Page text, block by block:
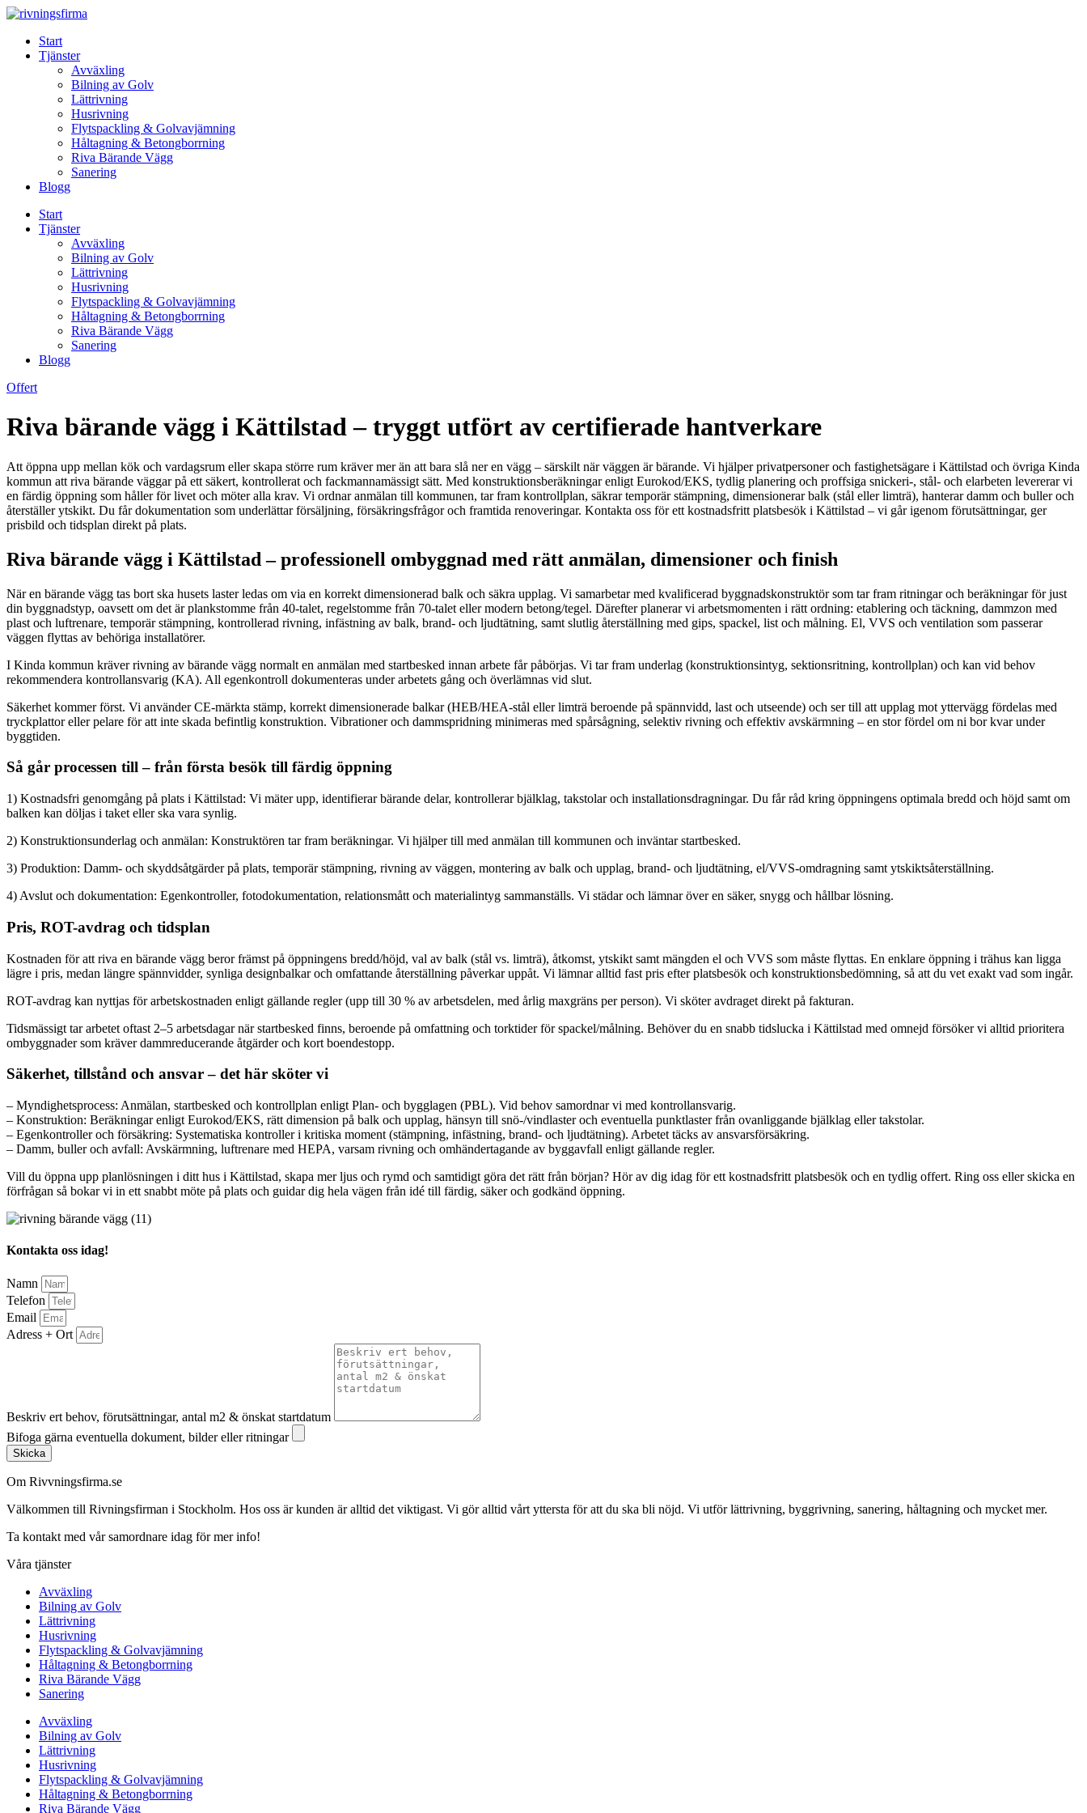
Skip
contentStart
Tjänster
Avväxling
Bilning av Golv
Lättrivning
Husrivning
Flytspackling & Golvavjämning
Håltagning & Betongborrning
Riva Bärande Vägg
Sanering
Blogg
Start
Tjänster
Avväxling
Bilning av Golv
Lättrivning
Husrivning
Flytspackling & Golvavjämning
Håltagning & Betongborrning
Riva Bärande Vägg
Sanering
Blogg
Offert
Riva bärande vägg i Kättilstad – tryggt utfört av certifierade hantverkare
Att öppna upp mellan kök och vardagsrum eller skapa större rum kräver mer än att bara slå ner en vägg – särskilt när väggen är bärande. Vi hjälper privatpersoner och fastighetsägare i Kättilstad och övriga Kinda
kommun att riva bärande väggar på ett säkert, kontrollerat och fackmannamässigt sätt. Med konstruktionsberäkningar enligt Eurokod/EKS, tydlig planering och proffsiga snickeri-, stål- och elarbeten levererar vi
en färdig öppning som håller för livet och möter alla krav. Vi ordnar anmälan till kommunen, tar fram kontrollplan, säkrar temporär stämpning, dimensionerar balk (stål eller limträ), hanterar damm och buller och
återställer ytskikt. Du får dokumentation som underlättar försäljning, försäkringsfrågor och framtida renoveringar. Kontakta oss för ett kostnadsfritt platsbesök i Kättilstad – vi går igenom förutsättningar, ger
prisbild och tidsplan direkt på plats.
Riva bärande vägg i Kättilstad – professionell ombyggnad med rätt anmälan, dimensioner och finish
När en bärande vägg tas bort ska husets laster ledas om via en korrekt dimensionerad balk och säkra upplag. Vi samarbetar med kvalificerad byggnadskonstruktör som tar fram ritningar och beräkningar för just
din byggnadstyp, oavsett om det är plankstomme från 40‑talet, regelstomme från 70‑talet eller modern betong/tegel. Därefter planerar vi arbetsmomenten i rätt ordning: etablering och täckning, dammzon med
plast och luftrenare, temporär stämpning, kontrollerad rivning, infästning av balk, brand- och ljudtätning, samt slutlig återställning med gips, spackel, list och målning. El, VVS och ventilation som passerar
väggen flyttas av behöriga installatörer.
I Kinda kommun kräver rivning av bärande vägg normalt en anmälan med startbesked innan arbete får påbörjas. Vi tar fram underlag (konstruktionsintyg, sektionsritning, kontrollplan) och kan vid behov
rekommendera kontrollansvarig (KA). All egenkontroll dokumenteras under arbetets gång och överlämnas vid slut.
Säkerhet kommer först. Vi använder CE‑märkta stämp, korrekt dimensionerade balkar (HEB/HEA-stål eller limträ beroende på spännvidd, last och utseende) och ser till att upplag mot yttervägg fördelas med
tryckplattor eller pelare för att inte skada befintlig konstruktion. Vibrationer och dammspridning minimeras med spårsågning, selektiv rivning och effektiv avskärmning – en stor fördel om ni bor kvar under
byggtiden.
Så går processen till – från första besök till färdig öppning
1) Kostnadsfri genomgång på plats i Kättilstad: Vi mäter upp, identifierar bärande delar, kontrollerar bjälklag, takstolar och installationsdragningar. Du får råd kring öppningens optimala bredd och höjd samt om
balken kan döljas i taket eller ska vara synlig.
2) Konstruktionsunderlag och anmälan: Konstruktören tar fram beräkningar. Vi hjälper till med anmälan till kommunen och inväntar startbesked.
3) Produktion: Damm- och skyddsåtgärder på plats, temporär stämpning, rivning av väggen, montering av balk och upplag, brand- och ljudtätning, el/VVS-omdragning samt ytskiktsåterställning.
4) Avslut och dokumentation: Egenkontroller, fotodokumentation, relationsmått och materialintyg sammanställs. Vi städar och lämnar över en säker, snygg och hållbar lösning.
Pris, ROT-avdrag och tidsplan
Kostnaden för att riva en bärande vägg beror främst på öppningens bredd/höjd, val av balk (stål vs. limträ), åtkomst, ytskikt samt mängden el och VVS som måste flyttas. En enklare öppning i trähus kan ligga
lägre i pris, medan längre spännvidder, synliga designbalkar och omfattande återställning påverkar uppåt. Vi lämnar alltid fast pris efter platsbesök och konstruktionsbedömning, så att du vet exakt vad som ingår.
ROT-avdrag kan nyttjas för arbetskostnaden enligt gällande regler (upp till 30 % av arbetsdelen, med årlig maxgräns per person). Vi sköter avdraget direkt på fakturan.
Tidsmässigt tar arbetet oftast 2–5 arbetsdagar när startbesked finns, beroende på omfattning och torktider för spackel/målning. Behöver du en snabb tidslucka i Kättilstad med omnejd försöker vi alltid prioritera
ombyggnader som kräver dammreducerande åtgärder och kort boendestopp.
Säkerhet, tillstånd och ansvar – det här sköter vi
– Myndighetsprocess: Anmälan, startbesked och kontrollplan enligt Plan- och bygglagen (PBL). Vid behov samordnar vi med kontrollansvarig.
– Konstruktion: Beräkningar enligt Eurokod/EKS, rätt dimension på balk och upplag, hänsyn till snö-/vindlaster och eventuella punktlaster från ovanliggande bjälklag eller takstolar.
– Egenkontroller och försäkring: Systematiska kontroller i kritiska moment (stämpning, infästning, brand- och ljudtätning). Arbetet täcks av ansvarsförsäkring.
– Damm, buller och avfall: Avskärmning, luftrenare med HEPA, varsam rivning och omhändertagande av byggavfall enligt gällande regler.
Vill du öppna upp planlösningen i ditt hus i Kättilstad, skapa mer ljus och rymd och samtidigt göra det rätt från början? Hör av dig idag för ett kostnadsfritt platsbesök och en tydlig offert. Ring oss eller skicka en
förfrågan så bokar vi in ett snabbt möte på plats och guidar dig hela vägen från idé till färdig, säker och godkänd öppning.
Kontakta oss idag!
Namn
Telefon
Email
Adress + Ort
Beskriv ert behov, förutsättningar, antal m2 & önskat startdatum
Bifoga gärna eventuella dokument, bilder eller ritningar
Skicka
Om Rivvningsfirma.se
Välkommen till Rivningsfirman i Stockholm. Hos oss är kunden är alltid det viktigast. Vi gör alltid vårt yttersta för att du ska bli nöjd. Vi utför lättrivning, byggrivning, sanering, håltagning och mycket mer.
Ta kontakt med vår samordnare idag för mer info!
Våra tjänster
Avväxling
Bilning av Golv
Lättrivning
Husrivning
Flytspackling & Golvavjämning
Håltagning & Betongborrning
Riva Bärande Vägg
Sanering
Avväxling
Bilning av Golv
Lättrivning
Husrivning
Flytspackling & Golvavjämning
Håltagning & Betongborrning
Riva Bärande Vägg